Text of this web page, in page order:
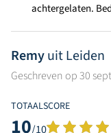
achtergelaten.
Remyuit Leiden
Geschreven op 30
TOTAALSCORE
10/10